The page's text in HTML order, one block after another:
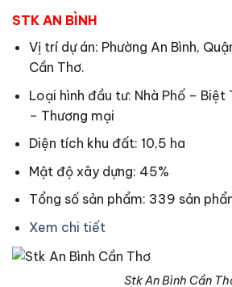
STK AN BÌNH
Vị trí dự án: Phường An Bình,
Cần Thơ.
Loại hình đầu tư: Nhà Phố – Biệt
– Thương mại
Diện tích khu đất: 10,5 ha
Mật độ xây dựng: 45%
Tổng số sản phẩm: 339 sản
Xem chi tiết
Stk An Bình Cần